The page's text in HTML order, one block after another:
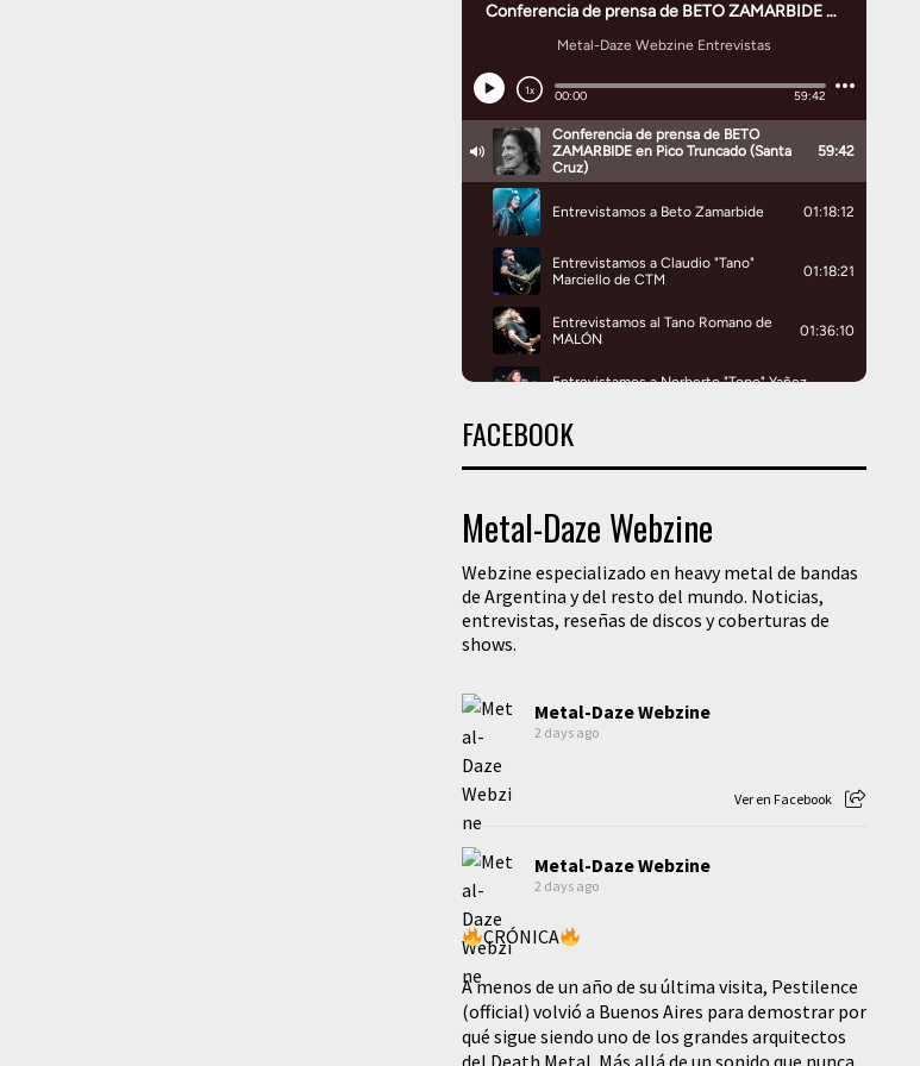
FACEBOOK
Metal-Daze Webzine
Webzine especializado en heavy metal de bandas
de Argentina y del resto del mundo. Noticias,
entrevistas, reseñas de discos y coberturas de
shows.
Metal-Daze Webzine
2 days ago
Ver en Facebook
Metal-Daze Webzine
2 days ago
CRÓNICA
A menos de un año de su última visita, Pestilence
(official) volvió a Buenos Aires para demostrar por
qué sigue siendo uno de los grandes arquitectos
del Death Metal. Más allá de un sonido que nunca